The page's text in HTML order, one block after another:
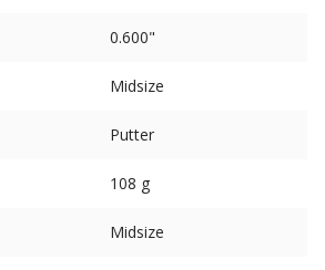
0.600"
Midsize
Putter
108 g
Midsize